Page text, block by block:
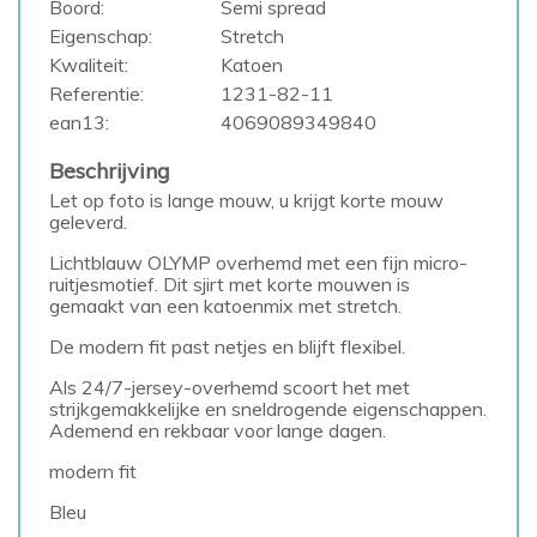
Boord:
Semi spread
Eigenschap:
Stretch
Kwaliteit:
Katoen
Referentie:
1231-82-11
ean13:
4069089349840
Beschrijving
Let op foto is lange mouw, u krijgt korte mouw
geleverd.
Lichtblauw OLYMP overhemd met een fijn micro-
ruitjesmotief. Dit sjirt met korte mouwen is
gemaakt van een katoenmix met stretch.
De modern fit past netjes en blijft flexibel.
Als 24/7-jersey-overhemd scoort het met
strijkgemakkelijke en sneldrogende eigenschappen.
Ademend en rekbaar voor lange dagen.
modern fit
Bleu